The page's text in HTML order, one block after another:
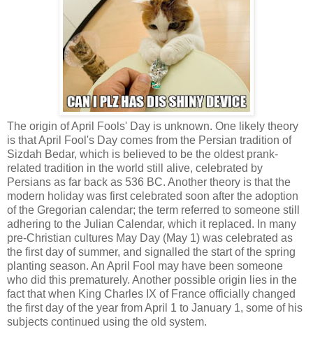
The origin of April Fools' Day is unknown. One likely theory
is that April Fool's Day comes from the Persian tradition of
Sizdah Bedar, which is believed to be the oldest prank-
related tradition in the world still alive, celebrated by
Persians as far back as 536 BC. Another theory is that the
modern holiday was first celebrated soon after the adoption
of the Gregorian calendar; the term referred to someone still
adhering to the Julian Calendar, which it replaced. In many
pre-Christian cultures May Day (May 1) was celebrated as
the first day of summer, and signalled the start of the spring
planting season. An April Fool may have been someone
who did this prematurely. Another possible origin lies in the
fact that when King Charles IX of France officially changed
the first day of the year from April 1 to January 1, some of his
subjects continued using the old system.